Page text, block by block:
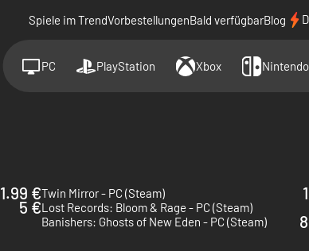
Spiele im TrendVorbestellungenBald verfügbarBlog
PC PlayStation Xbox Nintendo
1.99 €Twin Mirror - PC (Steam)
5 €Lost Records: Bloom & Rage - PC (Steam)
Banishers: Ghosts of New Eden - PC (Steam)